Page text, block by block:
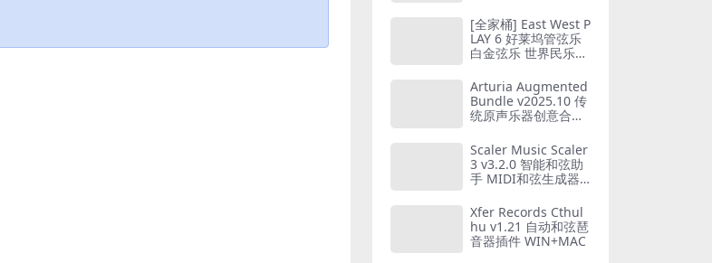
[全家桶] East West P
LAY 6 好莱坞管弦乐
白金弦乐 世界民乐
（2TB）WIN版
Arturia Augmented
Bundle v2025.10 传
统原声乐器创意合成
WIN+MAC
Scaler Music Scaler
3 v3.2.0 智能和弦助
手 MIDI和弦生成器
Xfer Records Cthul
hu v1.21 自动和弦琶
音器插件 WIN+MAC